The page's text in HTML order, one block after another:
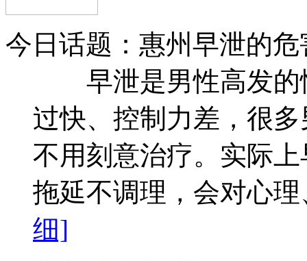
今日话题：惠州早泄的危
早泄是男性高发的
过快、控制力差，很
不用刻意治疗。实际
拖延不调理，会对心
细]